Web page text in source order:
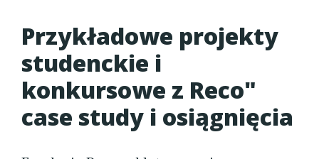
Przykładowe projekty
studenckie i
konkursowe z Reco"
case study i osiągnięcia